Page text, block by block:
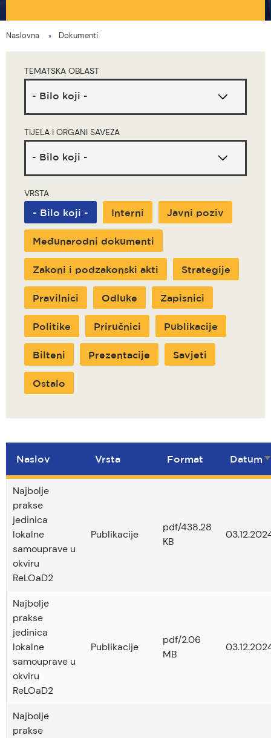
You
here
Naslovna Dokumenti
TEMATSKA OBLAST
TIJELA I ORGANI SAVEZA
VRSTA
- Bilo koji - Interni Javni poziv
Međunarodni dokumenti
Zakoni i podzakonski akti Strategije
Pravilnici Odluke Zapisnici
Politike Priručnici Publikacije
Bilteni Prezentacije Savjeti
Ostalo
Naslov Vrsta Format Datum
Najbolje
prakse
jedinica
lokalne
samouprave u
okviru
ReLOaD2
Publikacije
pdf/438.28
KB
Najbolje
prakse
jedinica
lokalne
samouprave u
okviru
ReLOaD2
Publikacije
pdf/2.06
MB
Najbolje
prakse